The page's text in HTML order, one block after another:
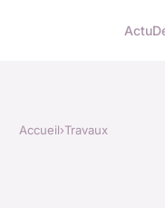
Actu
Accueil›Travaux